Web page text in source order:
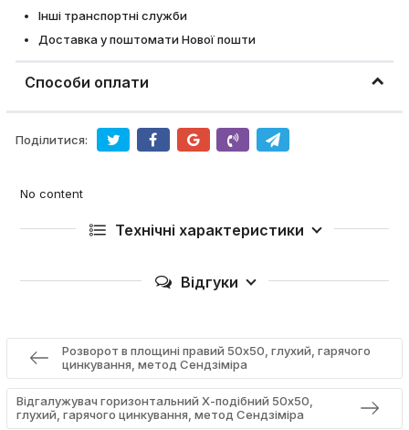
Інші транспортні служби
Доставка у поштомати Нової пошти
Способи оплати
Поділитися:
No content
Технічні характеристики
Відгуки
Розворот в площині правий 50х50, глухий, гарячого
цинкування, метод Сендзіміра
Відгалужувач горизонтальний Х-подібний 50х50,
глухий, гарячого цинкування, метод Сендзіміра